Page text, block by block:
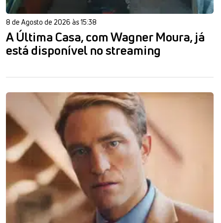
8 de Agosto de 2026 às 15:38
A Última Casa, com Wagner Moura, já
está disponível no streaming